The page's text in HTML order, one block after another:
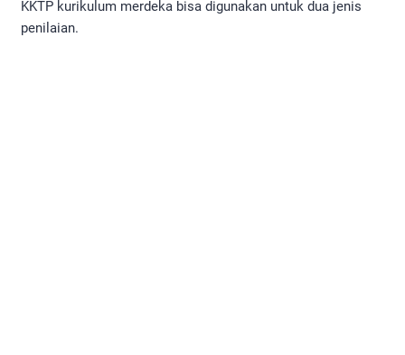
KKTP kurikulum merdeka bisa digunakan untuk dua jenis
penilaian.